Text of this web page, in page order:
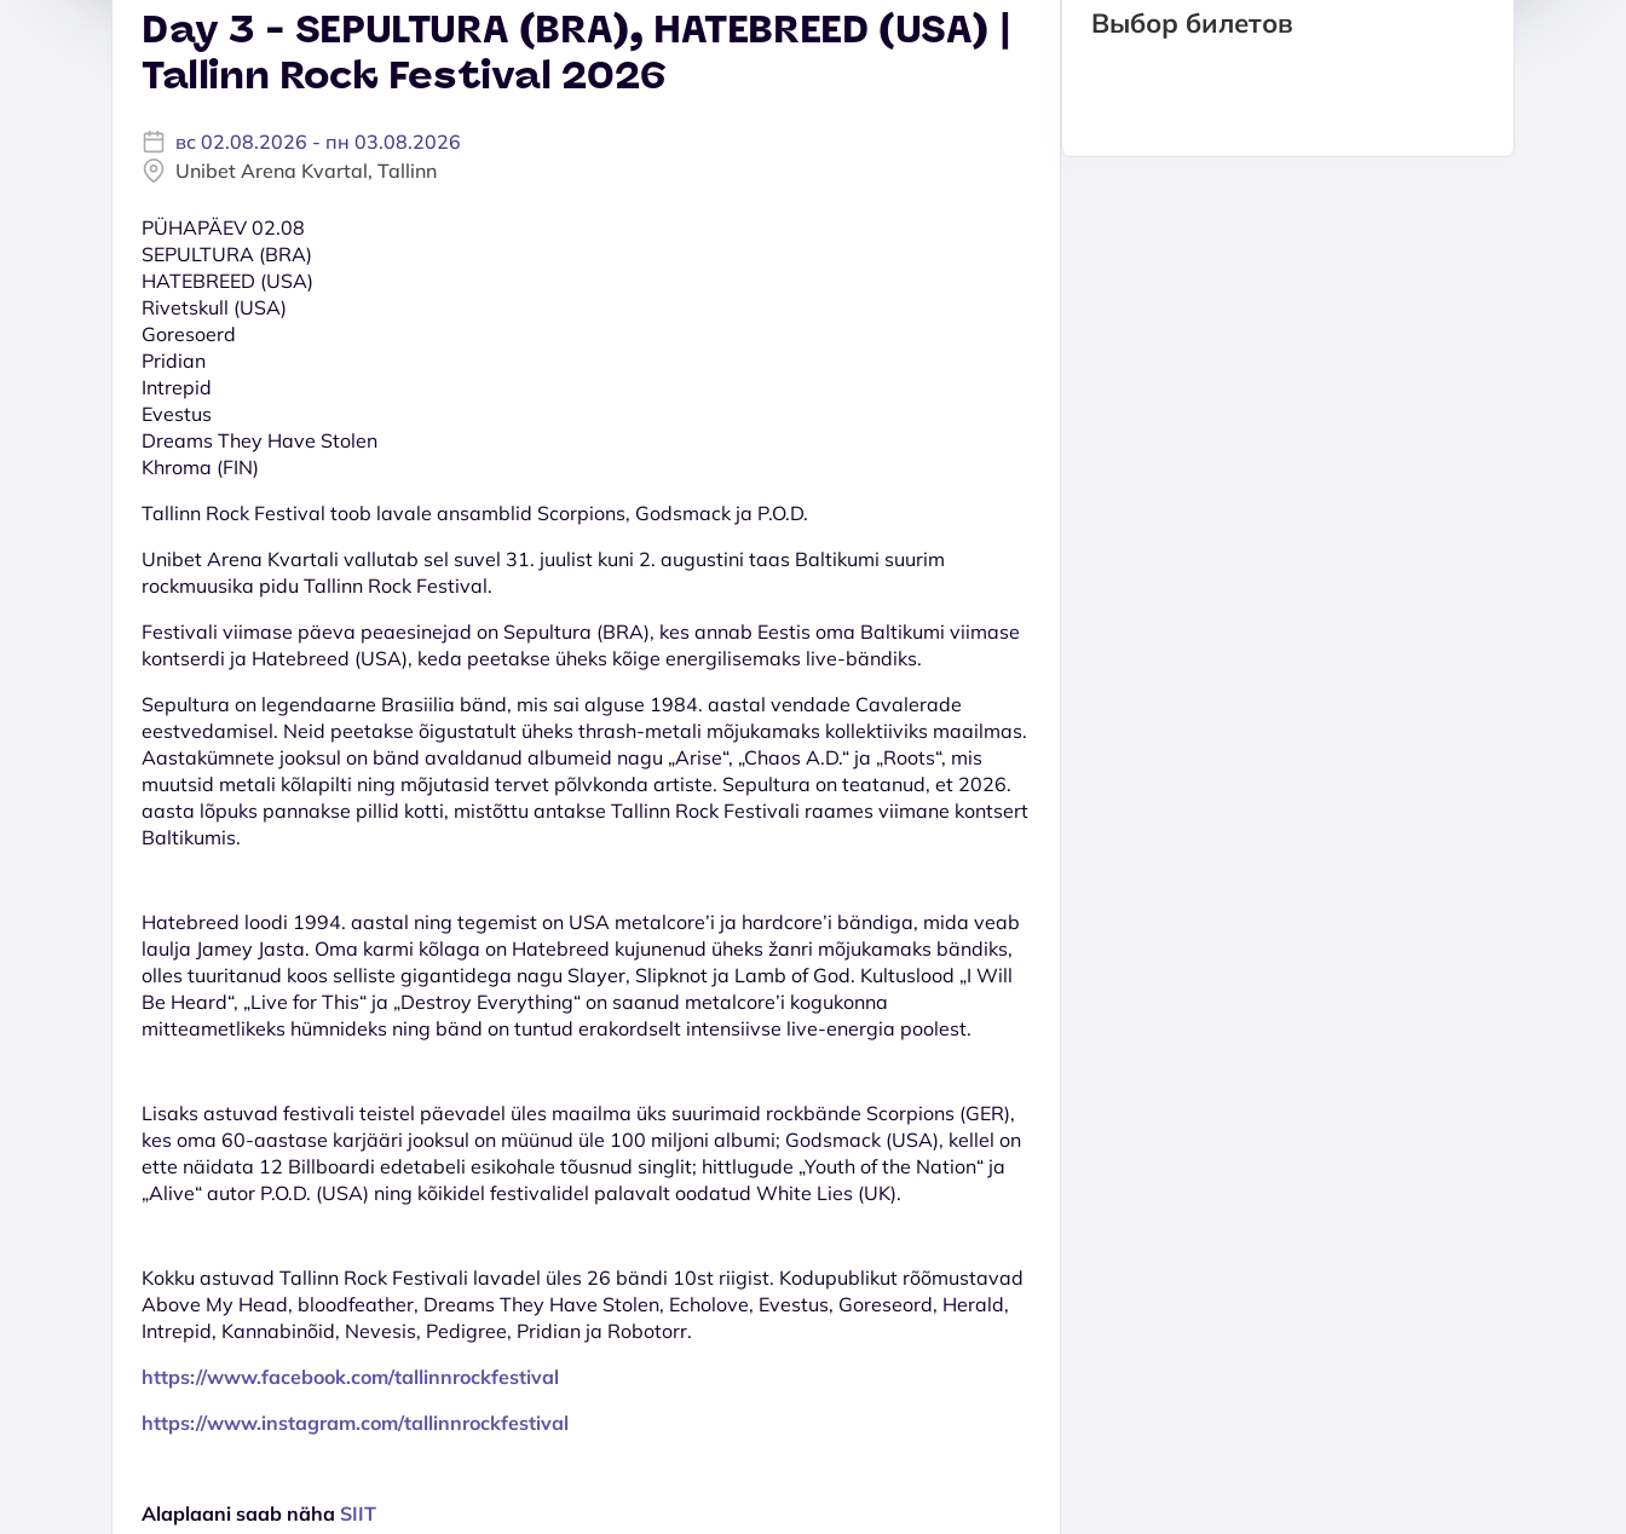
Day 3 - SEPULTURA (BRA), HATEBREED (USA) |
Tallinn Rock Festival 2026
вс 02.08.2026 - пн 03.08.2026
Unibet Arena Kvartal, Tallinn
PÜHAPÄEV 02.08
SEPULTURA (BRA)
HATEBREED (USA)
Rivetskull (USA)
Goresoerd
Pridian
Intrepid
Evestus
Dreams They Have Stolen
Khroma (FIN)
Tallinn Rock Festival toob lavale ansamblid Scorpions, Godsmack ja P.O.D.
Unibet Arena Kvartali vallutab sel suvel 31. juulist kuni 2. augustini taas Baltikumi suurim
rockmuusika pidu Tallinn Rock Festival.
Festivali viimase päeva peaesinejad on Sepultura (BRA), kes annab Eestis oma Baltikumi viimase
kontserdi ja Hatebreed (USA), keda peetakse üheks kõige energilisemaks live-bändiks.
Sepultura on legendaarne Brasiilia bänd, mis sai alguse 1984. aastal vendade Cavalerade
eestvedamisel. Neid peetakse õigustatult üheks thrash-metali mõjukamaks kollektiiviks maailmas.
Aastakümnete jooksul on bänd avaldanud albumeid nagu „Arise“, „Chaos A.D.“ ja „Roots“, mis
muutsid metali kõlapilti ning mõjutasid tervet põlvkonda artiste. Sepultura on teatanud, et 2026.
aasta lõpuks pannakse pillid kotti, mistõttu antakse Tallinn Rock Festivali raames viimane kontsert
Baltikumis.
Hatebreed loodi 1994. aastal ning tegemist on USA metalcore’i ja hardcore’i bändiga, mida veab
laulja Jamey Jasta. Oma karmi kõlaga on Hatebreed kujunenud üheks žanri mõjukamaks bändiks,
olles tuuritanud koos selliste gigantidega nagu Slayer, Slipknot ja Lamb of God. Kultuslood „I Will
Be Heard“, „Live for This“ ja „Destroy Everything“ on saanud metalcore’i kogukonna
mitteametlikeks hümnideks ning bänd on tuntud erakordselt intensiivse live-energia poolest.
Lisaks astuvad festivali teistel päevadel üles maailma üks suurimaid rockbände Scorpions (GER),
kes oma 60-aastase karjääri jooksul on müünud üle 100 miljoni albumi; Godsmack (USA), kellel on
ette näidata 12 Billboardi edetabeli esikohale tõusnud singlit; hittlugude „Youth of the Nation“ ja
„Alive“ autor P.O.D. (USA) ning kõikidel festivalidel palavalt oodatud White Lies (UK).
Kokku astuvad Tallinn Rock Festivali lavadel üles 26 bändi 10st riigist. Kodupublikut rõõmustavad
Above My Head, bloodfeather, Dreams They Have Stolen, Echolove, Evestus, Goreseord, Herald,
Intrepid, Kannabinõid, Nevesis, Pedigree, Pridian ja Robotorr.
https://www.facebook.com/tallinnrockfestival
https://www.instagram.com/tallinnrockfestival
Alaplaani saab näha SIIT
Выбор билетов